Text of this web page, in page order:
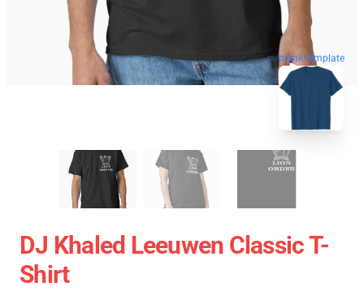
blank template
DJ Khaled Leeuwen Classic T-
Shirt